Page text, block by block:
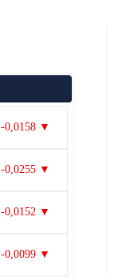
-0,0158 ▼
-0,0255 ▼
-0,0152 ▼
-0,0099 ▼